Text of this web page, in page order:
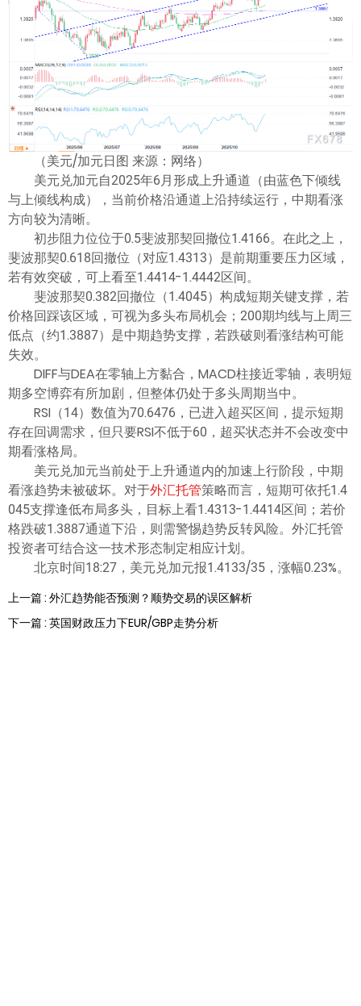
（美元/加元日图 来源：网络）
美元兑加元自2025年6月形成上升通道（由蓝色下倾线
与上倾线构成），当前价格沿通道上沿持续运行，中期看涨
方向较为清晰。
初步阻力位位于0.5斐波那契回撤位1.4166。在此之上，
斐波那契0.618回撤位（对应1.4313）是前期重要压力区域，
若有效突破，可上看至1.4414-1.4442区间。
斐波那契0.382回撤位（1.4045）构成短期关键支撑，若
价格回踩该区域，可视为多头布局机会；200期均线与上周三
低点（约1.3887）是中期趋势支撑，若跌破则看涨结构可能
失效。
DIFF与DEA在零轴上方黏合，MACD柱接近零轴，表明短
期多空博弈有所加剧，但整体仍处于多头周期当中。
RSI（14）数值为70.6476，已进入超买区间，提示短期
存在回调需求，但只要RSI不低于60，超买状态并不会改变中
期看涨格局。
美元兑加元当前处于上升通道内的加速上行阶段，中期
看涨趋势未被破坏。对于外汇托管策略而言，短期可依托1.4
045支撑逢低布局多头，目标上看1.4313-1.4414区间；若价
格跌破1.3887通道下沿，则需警惕趋势反转风险。外汇托管
投资者可结合这一技术形态制定相应计划。
北京时间18:27，美元兑加元报1.4133/35，涨幅0.23%。
上一篇 : 外汇趋势能否预测？顺势交易的误区解析
下一篇 : 英国财政压力下EUR/GBP走势分析